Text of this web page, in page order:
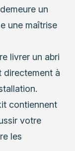
un
une maîtrise
livrer un abri
directement à
contiennent
votre
les